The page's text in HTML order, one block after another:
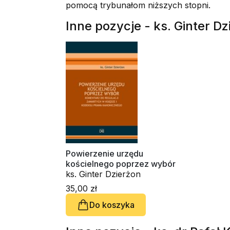
pomocą trybunałom niższych stopni.
Inne pozycje - ks. Ginter
Powierzenie urzędu
kościelnego poprzez wybór
ks. Ginter Dzierżon
35,00 zł
Do koszyka